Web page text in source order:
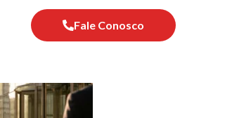
Fale Conosco